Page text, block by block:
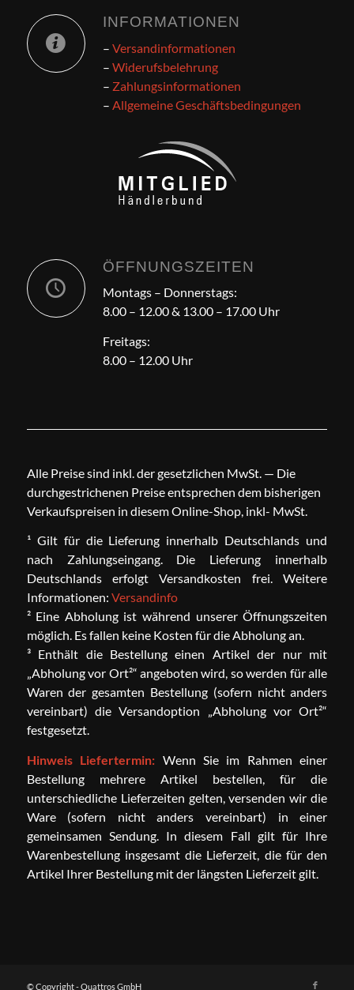
INFORMATIONEN
– Versandinformationen
– Widerufsbelehrung
– Zahlungsinformationen
– Allgemeine Geschäftsbedingungen
ÖFFNUNGSZEITEN
Montags – Donnerstags:
8.00 – 12.00 & 13.00 – 17.00 Uhr
Freitags:
8.00 – 12.00 Uhr
Alle Preise sind inkl. der gesetzlichen MwSt. — Die
durchgestrichenen Preise entsprechen dem bisherigen
Verkaufspreisen in diesem Online-Shop, inkl- MwSt.
¹ Gilt für die Lieferung innerhalb Deutschlands und
nach Zahlungseingang. Die Lieferung innerhalb
Deutschlands erfolgt Versandkosten frei. Weitere
Informationen: Versandinfo
² Eine Abholung ist während unserer Öffnungszeiten
möglich. Es fallen keine Kosten für die Abholung an.
³ Enthält die Bestellung einen Artikel der nur mit
„Abholung vor Ort²“ angeboten wird, so werden für alle
Waren der gesamten Bestellung (sofern nicht anders
vereinbart) die Versandoption „Abholung vor Ort²“
festgesetzt.
Hinweis Liefertermin: Wenn Sie im Rahmen einer
Bestellung mehrere Artikel bestellen, für die
unterschiedliche Lieferzeiten gelten, versenden wir die
Ware (sofern nicht anders vereinbart) in einer
gemeinsamen Sendung. In diesem Fall gilt für Ihre
Warenbestellung insgesamt die Lieferzeit, die für den
Artikel Ihrer Bestellung mit der längsten Lieferzeit gilt.
© Copyright - Quattros GmbH